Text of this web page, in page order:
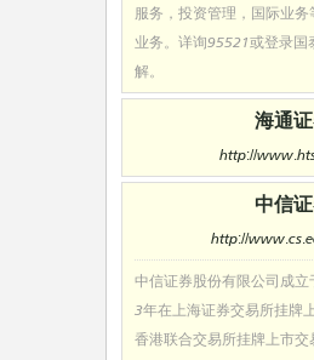
服务，投资管理，国际业
业务。详询95521或登录国
解。
海通
http://
中信
http://
中信证券股份有限公司成
3年在上海证券交易所挂牌
香港联合交易所挂牌上市